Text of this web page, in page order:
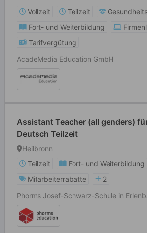
Vollzeit
Teilzeit
Fort- und Weiterbildung
Tarifvergütung
AcadeMedia Education GmbH
Assistant Teacher (all genders)
Deutsch Teilzeit
Heilbronn
Teilzeit
Fort- und Weiterbildung
Mitarbeiterrabatte
2
Phorms Josef-Schwarz-Schule in